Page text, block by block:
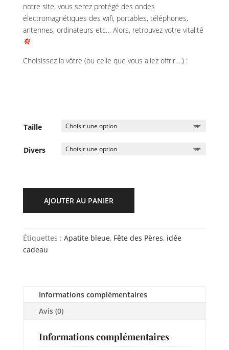
notre site, vous serez protégé des ondes
électromagnétiques des wifi, portables, téléphones,
antennes, ordinateurs etc… Alors, retrouvez votre vitalité
Choisissez la vôtre (ou celle que vous allez offrir….) :
Taille
Divers
AJOUTER AU PANIER
Étiquettes : Apatite bleue, Fête des Pères, idée
cadeau
Informations complémentaires
Avis (0)
Informations complémentaires